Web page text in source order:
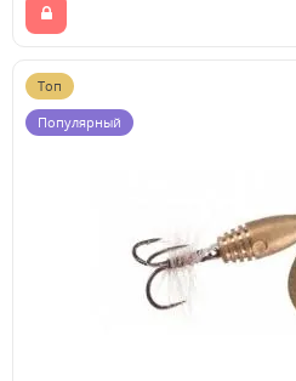
Топ
Популярный